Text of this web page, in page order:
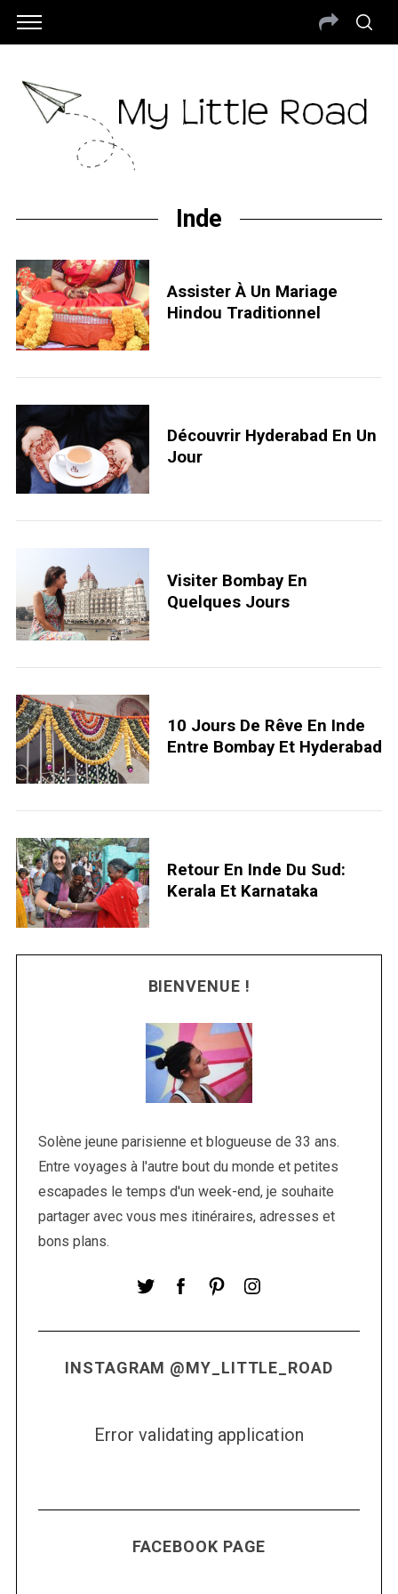
Inde
Assister À Un Mariage
Hindou Traditionnel
Découvrir Hyderabad En Un
Jour
Visiter Bombay En
Quelques Jours
10 Jours De Rêve En Inde
Entre Bombay Et Hyderabad
Retour En Inde Du Sud:
Kerala Et Karnataka
BIENVENUE !
Solène jeune parisienne et blogueuse de 33 ans.
Entre voyages à l'autre bout du monde et petites
escapades le temps d'un week-end, je souhaite
partager avec vous mes itinéraires, adresses et
bons plans.
INSTAGRAM @MY_LITTLE_ROAD
Error validating application
FACEBOOK PAGE
S
e
a
r
c